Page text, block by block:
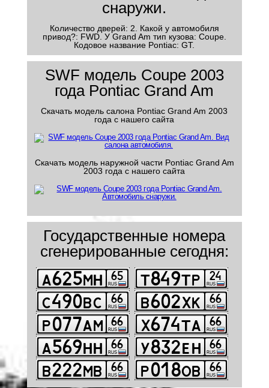
Количество дверей: 2. Какой у автомобиля
привод?: FWD. У Grand Am тип кузова: Coupe.
Кодовое название Pontiac: GT.
SWF модель Coupe 2003
года Pontiac Grand Am
Скачать модель салона Pontiac Grand Am 2003
года с нашего сайта
Скачать модель наружной части Pontiac Grand Am
2003 года с нашего сайта
Государственные номера
сгенерированные сегодня: